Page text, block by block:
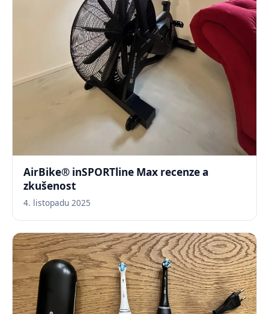
AirBike® inSPORTline Max recenze a
zkušenost
4. listopadu 2025